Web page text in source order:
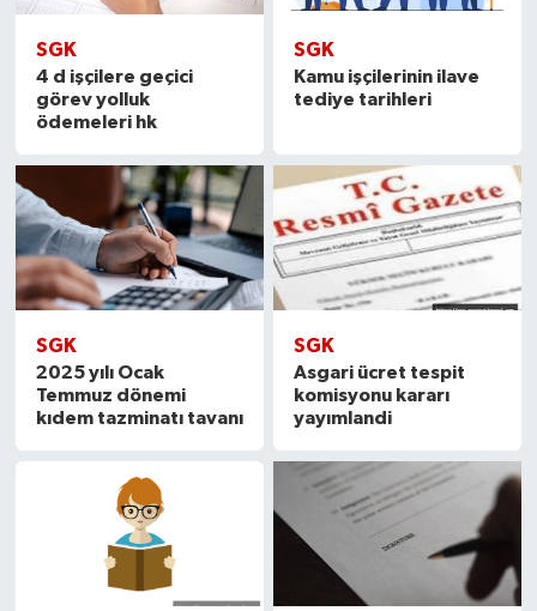
SGK
4 d işçilere geçici
görev yolluk
ödemeleri hk
SGK
Kamu işçilerinin ilave
tediye tarihleri
SGK
2025 yılı Ocak
Temmuz dönemi
kıdem tazminatı tavanı
SGK
Asgari ücret tespit
komisyonu kararı
yayımlandi